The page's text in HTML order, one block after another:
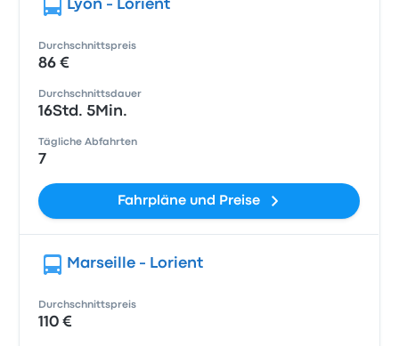
Lyon - Lorient
Durchschnittspreis
86 €
Durchschnittsdauer
16Std. 5Min.
Tägliche Abfahrten
7
Fahrpläne und Preise
Marseille - Lorient
Durchschnittspreis
110 €